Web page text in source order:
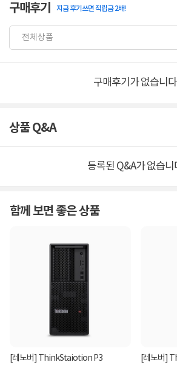
구매후기 지금 후기쓰면 적립금 2배!
구매후기가 없습니
상품 Q&A
등록된 Q&A가 없습니
함께 보면 좋은 상품
[레노버] ThinkStaiotion P3
[레노버]